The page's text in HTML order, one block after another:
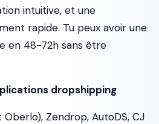
intuitive, et une
rapide. Tu peux avoir une
en 48-72h sans être
dropshipping
Zendrop, AutoDS, CJ